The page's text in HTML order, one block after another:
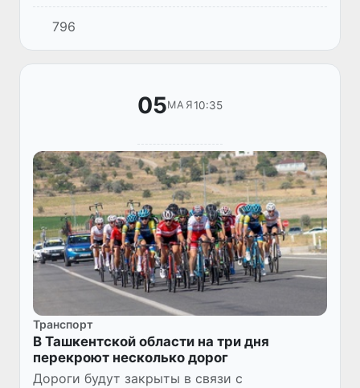
чувствует ответственность за будущее
страны.
796
05МАЯ10:35
Транспорт
В Ташкентской области на три дня
перекроют несколько дорог
Дороги будут закрыты в связи с